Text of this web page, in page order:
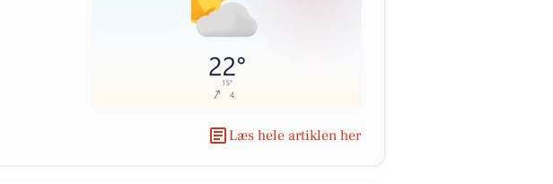
Læs hele artiklen her